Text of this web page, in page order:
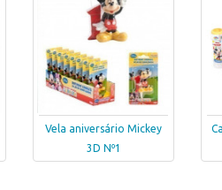
Vela aniversário Mickey
3D Nº1